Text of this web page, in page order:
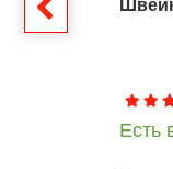
Есть